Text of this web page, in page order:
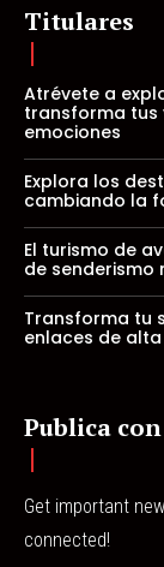
Titulares
Atrévete a
transforma tus
emociones
Explora los
cambiando la
El turismo de
de senderismo
Transforma tu
enlaces de
Publica
Get important
connected!